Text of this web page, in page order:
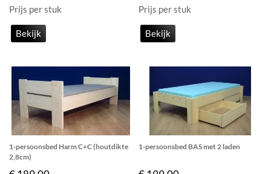
Prijs per stuk
Bekijk
Prijs per stuk
Bekijk
1-persoonsbed Harm C+C (houtdikte
2,8cm)
1-persoonsbed BAS met 2 laden